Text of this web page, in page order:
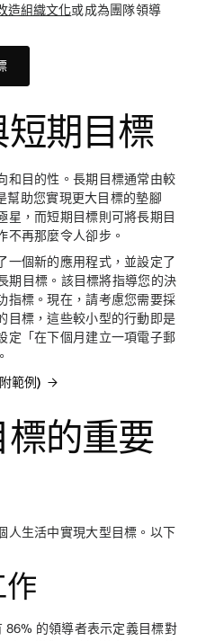
造組織文化或成為團隊領導
期目標
和目的性。長期目標通常由較
幫助您實現更大目標的墊腳
星，而短期目標則可將長期目
不再那麼令人卻步。
一個新的應用程式，並設定了
期目標。該目標將指導您的決
指標。現在，請考慮您需要採
目標，這些較小型的行動即是
定「在下個月建立一項電子郵
範例)
的重要
人生活中實現大型目標。以下
作
86% 的領導者表示定義目標對